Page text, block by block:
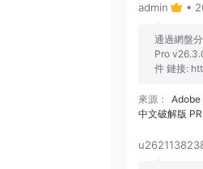
admin •
通過網盤
Pro
件 鏈接:
來源：
Adobe
中文破解版